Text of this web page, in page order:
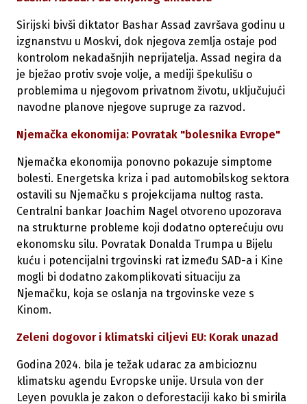
Sirijski bivši diktator Bashar Assad završava godinu u
izgnanstvu u Moskvi, dok njegova zemlja ostaje pod
kontrolom nekadašnjih neprijatelja. Assad negira da
je bježao protiv svoje volje, a mediji špekulišu o
problemima u njegovom privatnom životu, uključujući
navodne planove njegove supruge za razvod.
Njemačka ekonomija: Povratak "bolesnika Evrope"
Njemačka ekonomija ponovno pokazuje simptome
bolesti. Energetska kriza i pad automobilskog sektora
ostavili su Njemačku s projekcijama nultog rasta.
Centralni bankar Joachim Nagel otvoreno upozorava
na strukturne probleme koji dodatno opterećuju ovu
ekonomsku silu. Povratak Donalda Trumpa u Bijelu
kuću i potencijalni trgovinski rat između SAD-a i Kine
mogli bi dodatno zakomplikovati situaciju za
Njemačku, koja se oslanja na trgovinske veze s
Kinom.
Zeleni dogovor i klimatski ciljevi EU: Korak unazad
Godina 2024. bila je težak udarac za ambicioznu
klimatsku agendu Evropske unije. Ursula von der
Leyen povukla je zakon o deforestaciji kako bi smirila